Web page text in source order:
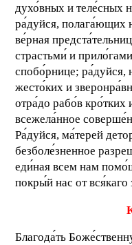
духо́вных и теле́сных
ра́дуйся, полага́ющих
ве́рная
страстьми́ и
спобо́рнице; ра́дуйся,
жесто́ких и
отра́до рабо́в
всежела́нное
Ра́дуйся, ма́терей
безболе́зненное
еди́ная всем нам
покры́й нас от
Благода́ть